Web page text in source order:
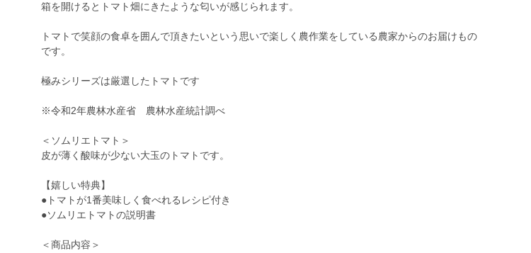
箱を開けるとトマト畑にきたような匂いが感じられます。
トマトで笑顔の食卓を囲んで頂きたいという思いで楽しく農作業をしている農家からのお届けもの
です。
極みシリーズは厳選したトマトです
※令和2年農林水産省 農林水産統計調べ
＜ソムリエトマト＞
皮が薄く酸味が少ない大玉のトマトです。
【嬉しい特典】
●トマトが1番美味しく食べれるレシピ付き
●ソムリエトマトの説明書
＜商品内容＞